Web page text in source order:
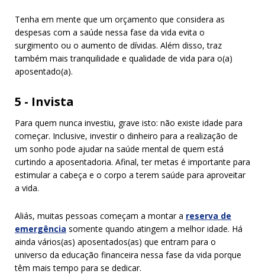
Tenha em mente que um orçamento que considera as
despesas com a saúde nessa fase da vida evita o
surgimento ou o aumento de dívidas. Além disso, traz
também mais tranquilidade e qualidade de vida para o(a)
aposentado(a).
5 - Invista
Para quem nunca investiu, grave isto: não existe idade para
começar. Inclusive, investir o dinheiro para a realização de
um sonho pode ajudar na saúde mental de quem está
curtindo a aposentadoria. Afinal, ter metas é importante para
estimular a cabeça e o corpo a terem saúde para aproveitar
a vida.
Aliás, muitas pessoas começam a montar a reserva de
emergência somente quando atingem a melhor idade. Há
ainda vários(as) aposentados(as) que entram para o
universo da educação financeira nessa fase da vida porque
têm mais tempo para se dedicar.